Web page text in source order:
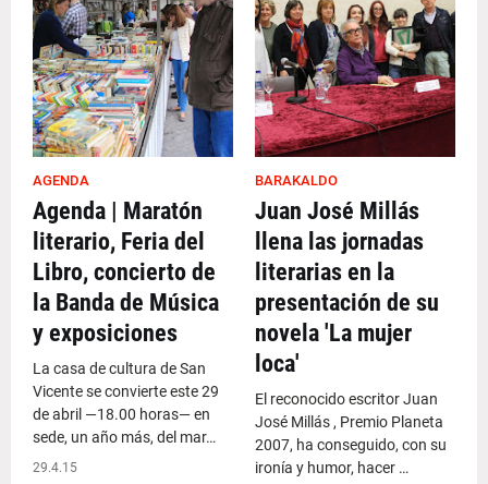
AGENDA
Agenda | Maratón
literario, Feria del
Libro, concierto de
la Banda de Música
y exposiciones
La casa de cultura de San
Vicente se convierte este 29
de abril —18.00 horas— en
sede, un año más, del mar…
29.4.15
BARAKALDO
Juan José Millás
llena las jornadas
literarias en la
presentación de su
novela 'La mujer
loca'
El reconocido escritor Juan
José Millás , Premio Planeta
2007, ha conseguido, con su
ironía y humor, hacer …